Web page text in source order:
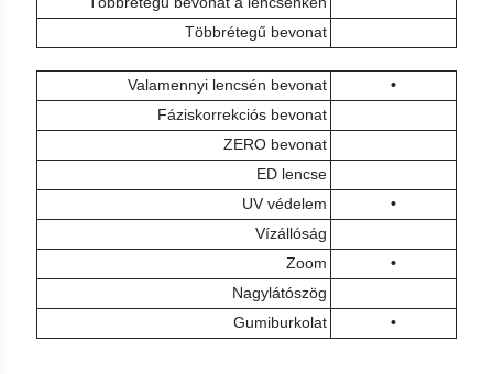
Többrétegű bevonat
Valamennyi lencsén bevonat
•
Fáziskorrekciós bevonat
ZERO bevonat
ED lencse
UV védelem
•
Vízállóság
Zoom
•
Nagylátószög
Gumiburkolat
•